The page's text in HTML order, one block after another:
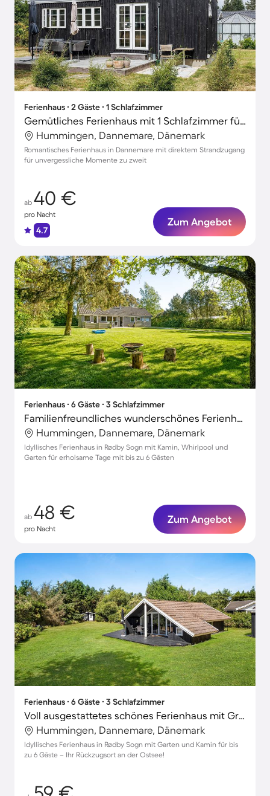
Ferienhaus ∙ 2 Gäste ∙ 1 Schlafzimmer
Gemütliches Ferienhaus mit 1 Schlafzimmer für 2 Personen
Hummingen, Dannemare, Dänemark
Romantisches Ferienhaus in Dannemare mit direktem Strandzugang
für unvergessliche Momente zu zweit
ab 40 €
pro Nacht
4.7
Zum Angebot
Ferienhaus ∙ 6 Gäste ∙ 3 Schlafzimmer
Familienfreundliches wunderschönes Ferienhaus mit Terrasse, Garten und Whirlpool
Hummingen, Dannemare, Dänemark
Idyllisches Ferienhaus in Rødby Sogn mit Kamin, Whirlpool und
Garten für erholsame Tage mit bis zu 6 Gästen
ab 48 €
pro Nacht
Zum Angebot
Ferienhaus ∙ 6 Gäste ∙ 3 Schlafzimmer
Voll ausgestattetes schönes Ferienhaus mit Grill, Terrasse und Garten
Hummingen, Dannemare, Dänemark
Idyllisches Ferienhaus in Rødby Sogn mit Garten und Kamin für bis
zu 6 Gäste – Ihr Rückzugsort an der Ostsee!